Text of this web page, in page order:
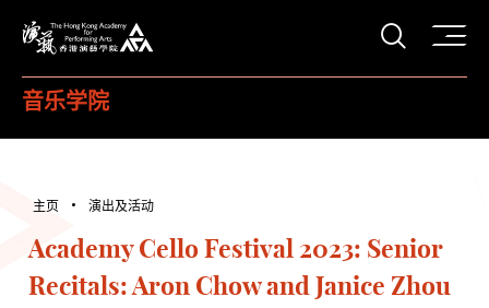
打开
音乐学院
主页 演出及活动
Academy Cello Festival 2023: Senior
Recitals: Aron Chow and Janice Zhou